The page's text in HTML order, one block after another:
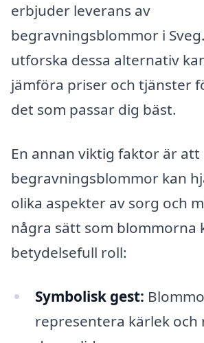
erbjuder leverans av
begravningsblommor i
utforska dessa alternativ
jämföra priser och tjänster
det som passar dig bäst.
En annan viktig faktor är att
begravningsblommor kan
olika aspekter av sorg och
några sätt som blommorna
betydelsefull roll:
Symbolisk gest:
representera kärlek och